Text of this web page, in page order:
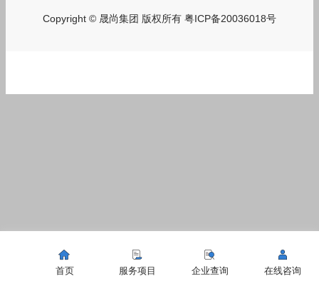
Copyright © 晟尚集团 版权所有 粤ICP备20036018号
首页 服务项目 企业查询 在线咨询